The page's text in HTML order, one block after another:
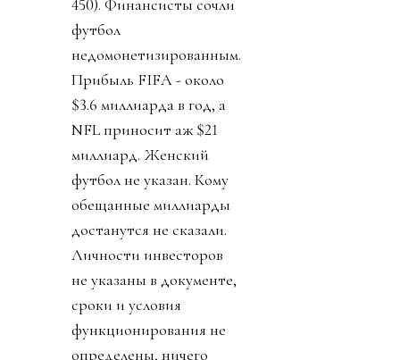
450). Финансисты сочли
футбол
недомонетизированным.
Прибыль FIFA - около
$3.6 миллиарда в год, а
NFL приносит аж $21
миллиард. Женский
футбол не указан. Кому
обещанные миллиарды
достанутся не сказали.
Личности инвесторов
не указаны в документе,
сроки и условия
функционирования не
определены, ничего